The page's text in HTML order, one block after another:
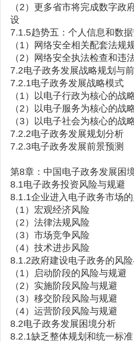
（2）更多省市将完成数字
设
7.1.5趋势五：个人信息和数
（1）网络安全相关配套法规
（2）网络安全执法检查和违
7.2电子政务发展战略规划与
7.2.1电子政务发展战略模式
（1）以电子行政为核心的战
（2）以电子服务为核心的战
（3）以电子社会为核心的战
7.2.2电子政务发展规划分析
7.2.3电子政务发展前景预测
第8章：中国电子政务发展困
8.1电子政务投资风险与规避
8.1.1企业进入电子政务市场
（1）宏观经济风险
（2）法律法规风险
（3）市场竞争风险
（4）技术进步风险
8.1.2政府建设电子政务的风
（1）启动阶段的风险与规避
（2）实施阶段风险与规避
（3）移交阶段风险与规避
（4）运营阶段风险与规避
8.2电子政务发展困境分析
8.2.1缺乏整体规划和统一标准